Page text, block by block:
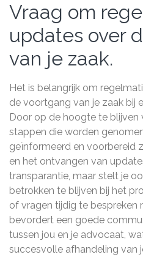
Vraag om
updates over
van je zaak.
Het is belangrijk om
de voortgang van je zaak bij
Door op de hoogte te blijven
stappen die worden
geïnformeerd en voorbereid
en het ontvangen van
transparantie, maar stelt je
betrokken te blijven bij het
of vragen tijdig te bespreken
bevordert een goede
tussen jou en je advocaat,
succesvolle afhandeling van